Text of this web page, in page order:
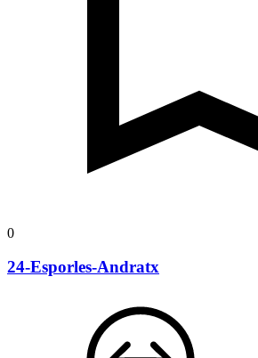
0
24-Esporles-Andratx